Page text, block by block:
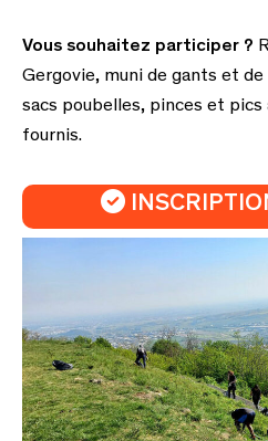
Vous souhaitez participer ?
Gergovie, muni de gants et
sacs poubelles, pinces et
fournis.